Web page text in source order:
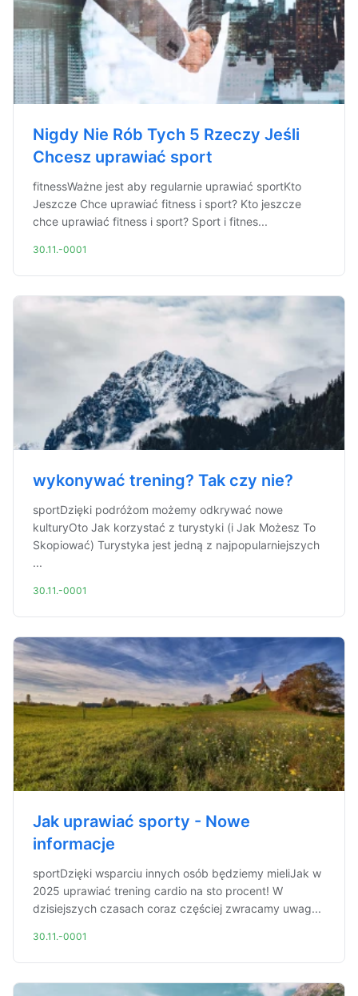
Nigdy Nie Rób Tych 5 Rzeczy Jeśli
Chcesz uprawiać sport
fitnessWażne jest aby regularnie uprawiać sportKto
Jeszcze Chce uprawiać fitness i sport? Kto jeszcze
chce uprawiać fitness i sport? Sport i fitnes...
30.11.-0001
wykonywać trening? Tak czy nie?
sportDzięki podróżom możemy odkrywać nowe
kulturyOto Jak korzystać z turystyki (i Jak Możesz To
Skopiować) Turystyka jest jedną z najpopularniejszych
...
30.11.-0001
Jak uprawiać sporty - Nowe
informacje
sportDzięki wsparciu innych osób będziemy mieliJak w
2025 uprawiać trening cardio na sto procent! W
dzisiejszych czasach coraz częściej zwracamy uwag...
30.11.-0001